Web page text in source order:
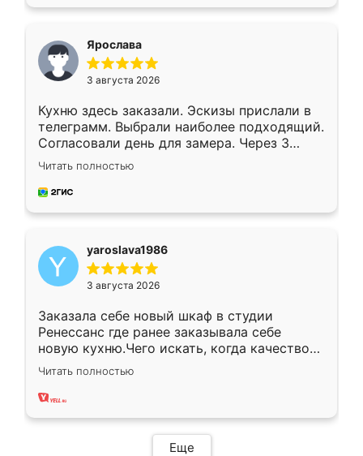
Ярослава
3 августа 2026
Кухню здесь заказали. Эскизы прислали в
телеграмм. Выбрали наиболее подходящий.
Согласовали день для замера. Через 3
недели кухня была уже готова. Остались
довольны работой. Спасибо Ренессанс
мебель за качественную работу!
Читать полностью
yaroslava1986
3 августа 2026
Заказала себе новый шкаф в студии
Ренессанс где ранее заказывала себе
новую кухню.Чего искать, когда качеством
вполне довольна. Служит кухня уже почти
два года, нареканий нет.
Читать полностью
Еще